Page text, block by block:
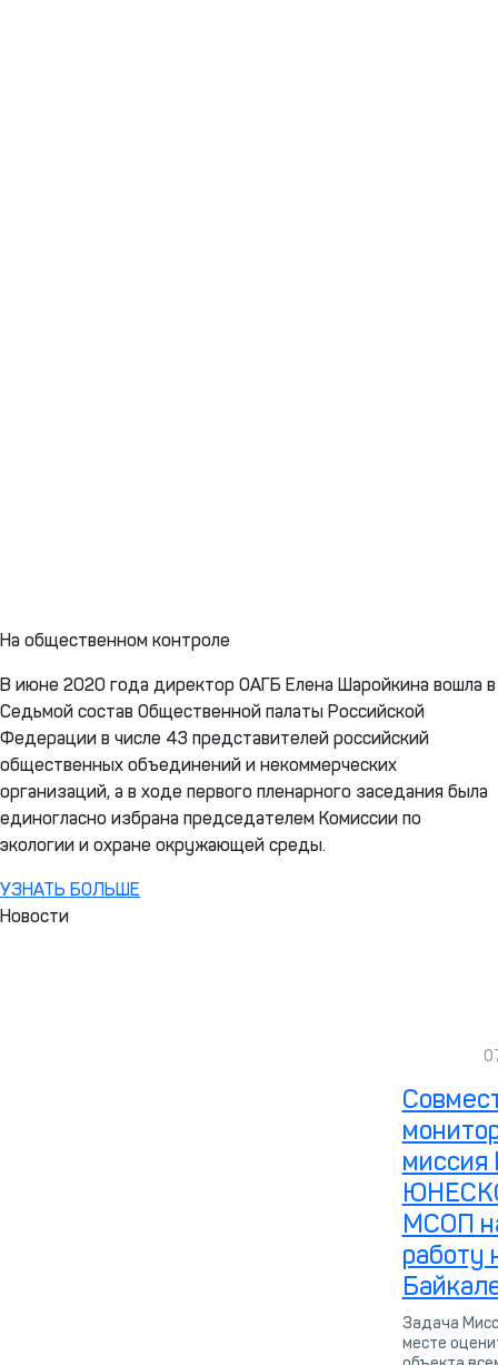
На общественном контроле
В июне 2020 года директор ОАГБ Елена Шаройкина вошла в
Седьмой состав Общественной палаты Российской
Федерации в числе 43 представителей российский
общественных объединений и некоммерческих
организаций, а в ходе первого пленарного заседания была
единогласно избрана председателем Комиссии по
экологии и охране окружающей среды.
УЗНАТЬ БОЛЬШЕ
Новости
МСОП
работу
Задача
месте